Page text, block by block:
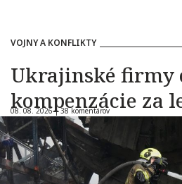
VOJNY A KONFLIKTY
Ukrajinské firmy
kompenzácie za
08. 08. 2026 |38 komentárov